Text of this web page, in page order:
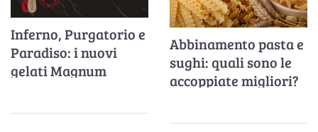
Inferno, Purgatorio e
Paradiso: i nuovi
gelati Magnum
Abbinamento pasta e
sughi: quali sono le
accoppiate migliori?